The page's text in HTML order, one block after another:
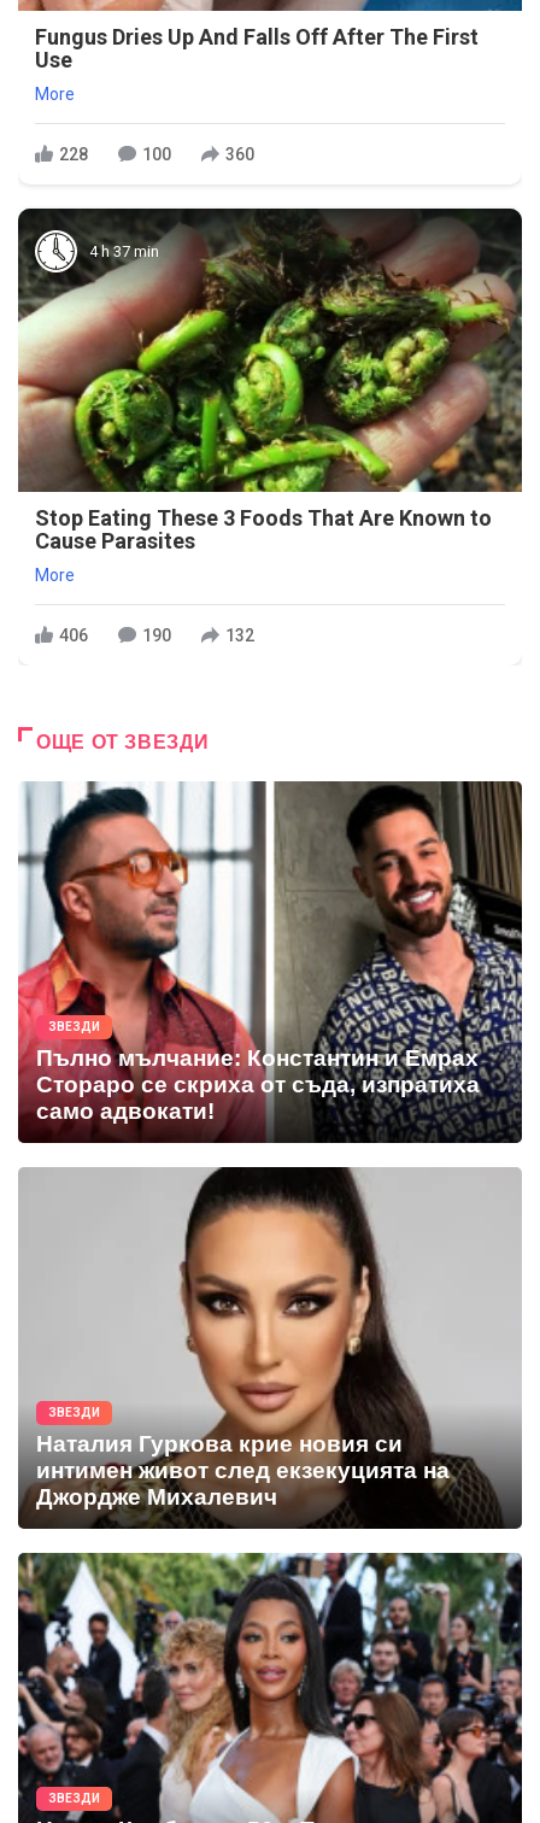
Fungus Dries Up And Falls Off After The First
Use
More
228 100 360
4 h 37 min
Stop Eating These 3 Foods That Are Known to
Cause Parasites
More
406 190 132
ОЩЕ ОТ ЗВЕЗДИ
ЗВЕЗДИ
Пълно мълчание: Константин и Емрах
Стораро се скриха от съда, изпратиха
само адвокати!
ЗВЕЗДИ
Наталия Гуркова крие новия си
интимен живот след екзекуцията на
Джордже Михалевич
ЗВЕЗДИ